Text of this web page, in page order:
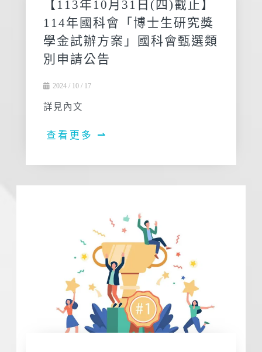
【113年10月31日(四)截止】
114年國科會「博士生研究獎
學金試辦方案」國科會甄選類
別申請公告
2024 / 10 / 17
詳見內文
查看更多 ⇀